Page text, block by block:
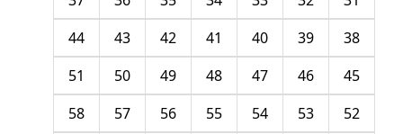
38
39
40
41
42
43
44
45
46
47
48
49
50
51
52
53
54
55
56
57
58